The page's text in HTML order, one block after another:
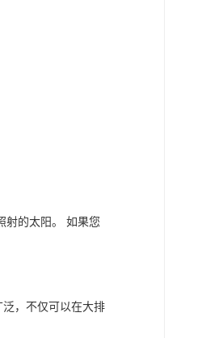
射的太阳。 如果您
，不仅可以在大排